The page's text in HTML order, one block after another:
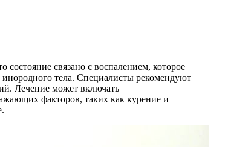
связано с воспалением, которое
тела. Специалисты рекомендуют
Лечение может включать
факторов, таких как курение и